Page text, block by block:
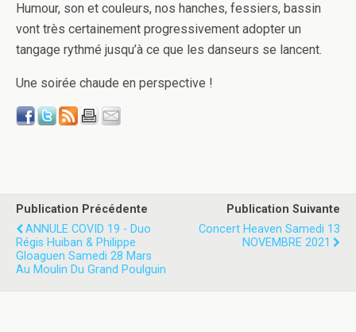
Humour, son et couleurs, nos hanches, fessiers, bassin
vont très certainement progressivement adopter un
tangage rythmé jusqu’à ce que les danseurs se lancent.
Une soirée chaude en perspective !
Publication Précédente
ANNULE COVID 19 - Duo
Régis Huiban & Philippe
Gloaguen Samedi 28 Mars
Au Moulin Du Grand Poulguin
Publication Suivante
Concert Heaven Samedi 13
NOVEMBRE 2021